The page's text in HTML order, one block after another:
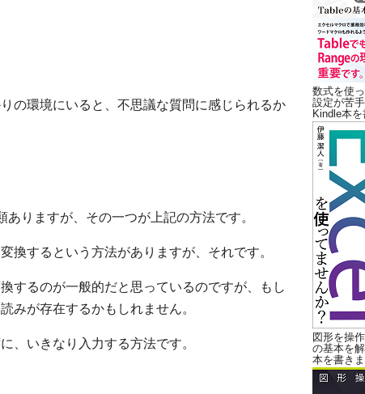
の環境にいると、不思議な質問に感じられるか
ありますが、その一つが上記の方法です。
換するという方法がありますが、それです。
するのが一般的だと思っているのですが、もし
みが存在するかもしれません。
、いきなり入力する方法です。
数式を使
設定が苦
Kindle本
図形を操
の基本を
本を書き